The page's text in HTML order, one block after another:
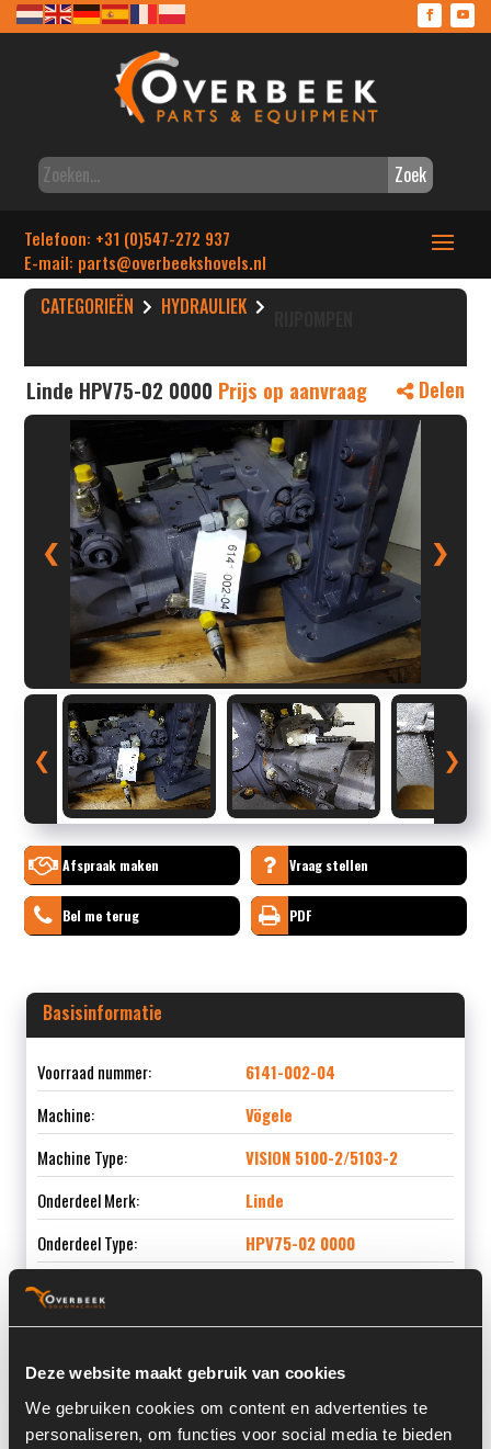
Deze website maakt gebruik van cookies
We gebruiken cookies om content en advertenties te
personaliseren, om functies voor social media te bieden
Zoek
Telefoon: +31 (0)547-272 937
E-mail: parts@overbeekshovels.nl
CATEGORIEËN HYDRAULIEK
Linde HPV75-02 0000 Prijs op aanvraag Delen
❮ ❯
❮ ❯
Afspraak maken Vraag stellen
Bel me terug PDF
Basisinformatie
Voorraad nummer:
6141-002-04
Machine:
Vögele
Machine Type:
VISION 5100-2/5103-2
Onderdeel Merk:
Linde
Onderdeel Type:
HPV75-02 0000
Onderdeel nummer:
Informatie